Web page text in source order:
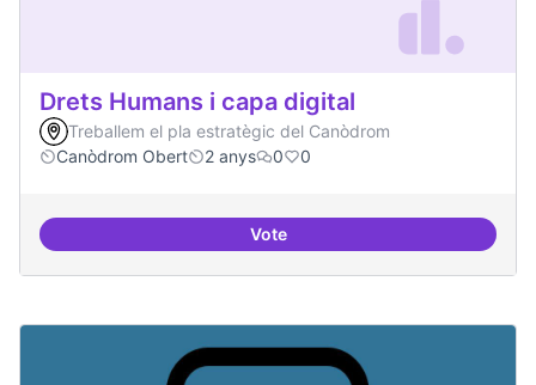
Drets Humans i capa digital
Treballem el pla estratègic del Canòdrom
Canòdrom Obert
2 anys 0 0
VoteDrets Humans i capa digital